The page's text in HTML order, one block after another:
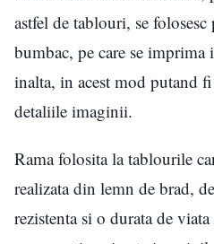
astfel de tablouri, se folosesc
bumbac, pe care se
inalta, in acest mod putand
detaliile imaginii.
Rama folosita la tablourile
realizata din lemn de brad,
rezistenta si o durata de